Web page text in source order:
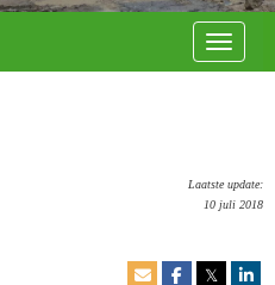
Toggle
Laatste update:
10 juli 2018
𝕏